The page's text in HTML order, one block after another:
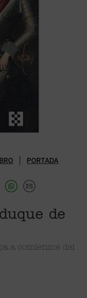
PORTADA
de
a comienzos del